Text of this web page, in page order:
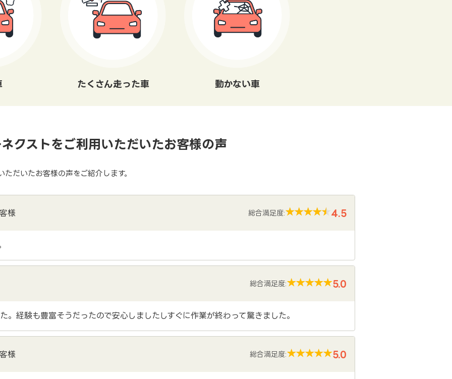
たくさん走った車 動かない車
クストをご利用いただいたお客様の声
だいたお客様の声をご紹介します。
様 総合満足度: 4.5
総合満足度: 5.0
。経験も豊富そうだったので安心しましたしすぐに作業が終わって驚きました。
様 総合満足度: 5.0